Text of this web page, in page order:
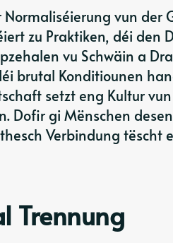
vun der
zu Praktiken, déi den
vu Schwäin a
brutal Konditiounen
setzt eng Kultur
Dofir gi Mënschen
Verbindung tëscht
Trennung